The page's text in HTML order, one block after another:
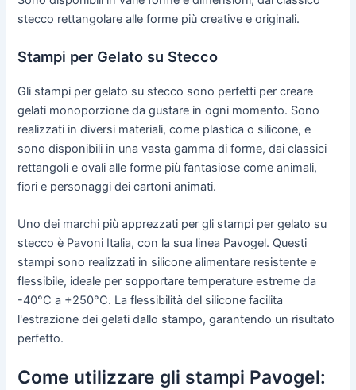
stecco rettangolare alle forme più creative e originali.
Stampi per Gelato su Stecco
Gli stampi per gelato su stecco sono perfetti per creare
gelati monoporzione da gustare in ogni momento. Sono
realizzati in diversi materiali, come plastica o silicone, e
sono disponibili in una vasta gamma di forme, dai classici
rettangoli e ovali alle forme più fantasiose come animali,
fiori e personaggi dei cartoni animati.
Uno dei marchi più apprezzati per gli stampi per gelato su
stecco è Pavoni Italia, con la sua linea Pavogel. Questi
stampi sono realizzati in silicone alimentare resistente e
flessibile, ideale per sopportare temperature estreme da
-40°C a +250°C. La flessibilità del silicone facilita
l'estrazione dei gelati dallo stampo, garantendo un risultato
perfetto.
Come utilizzare gli stampi Pavogel: